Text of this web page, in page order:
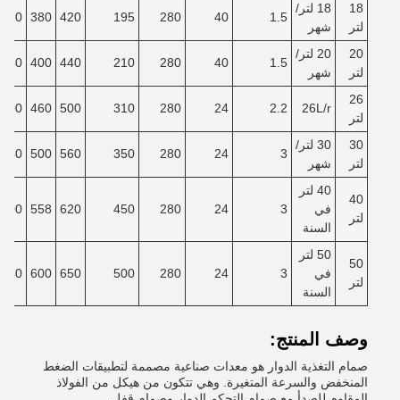
18
لتر
18 لتر/
شهر
1.5
40
280
195
420
380
320
20
لتر
20 لتر/
شهر
1.5
40
280
210
440
400
340
26
لتر
26L/r
2.2
24
280
310
500
460
400
30
لتر
30 لتر/
شهر
3
24
280
350
560
500
440
40
لتر
40 لتر
في
السنة
3
24
280
450
620
558
500
50
لتر
50 لتر
في
السنة
3
24
280
500
650
600
540
وصف المنتج:
صمام التغذية الدوار هو معدات صناعية مصممة لتطبيقات الضغط
المنخفض والسرعة المتغيرة. وهي تتكون من هيكل من الفولاذ